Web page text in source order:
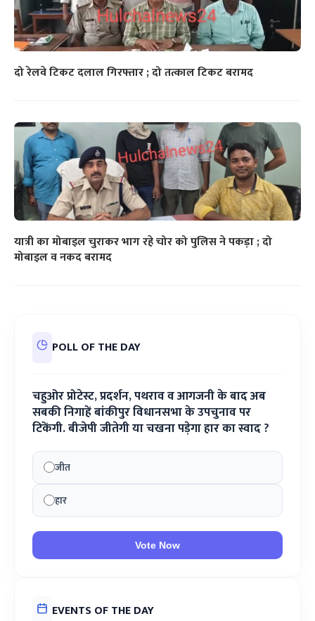
दो रेलवे टिकट दलाल गिरफ्तार ; दो तत्काल टिकट बरामद
यात्री का मोबाइल चुराकर भाग रहे चोर को पुलिस ने पकड़ा ; दो
मोबाइल व नकद बरामद
POLL OF THE DAY
चहुओर प्रोटेस्ट, प्रदर्शन, पथराव व आगजनी के बाद अब
सबकी निगाहें बांकीपुर विधानसभा के उपचुनाव पर
टिकेंगी. बीजेपी जीतेगी या चखना पड़ेगा हार का स्वाद ?
जीत
हार
Vote Now
EVENTS OF THE DAY